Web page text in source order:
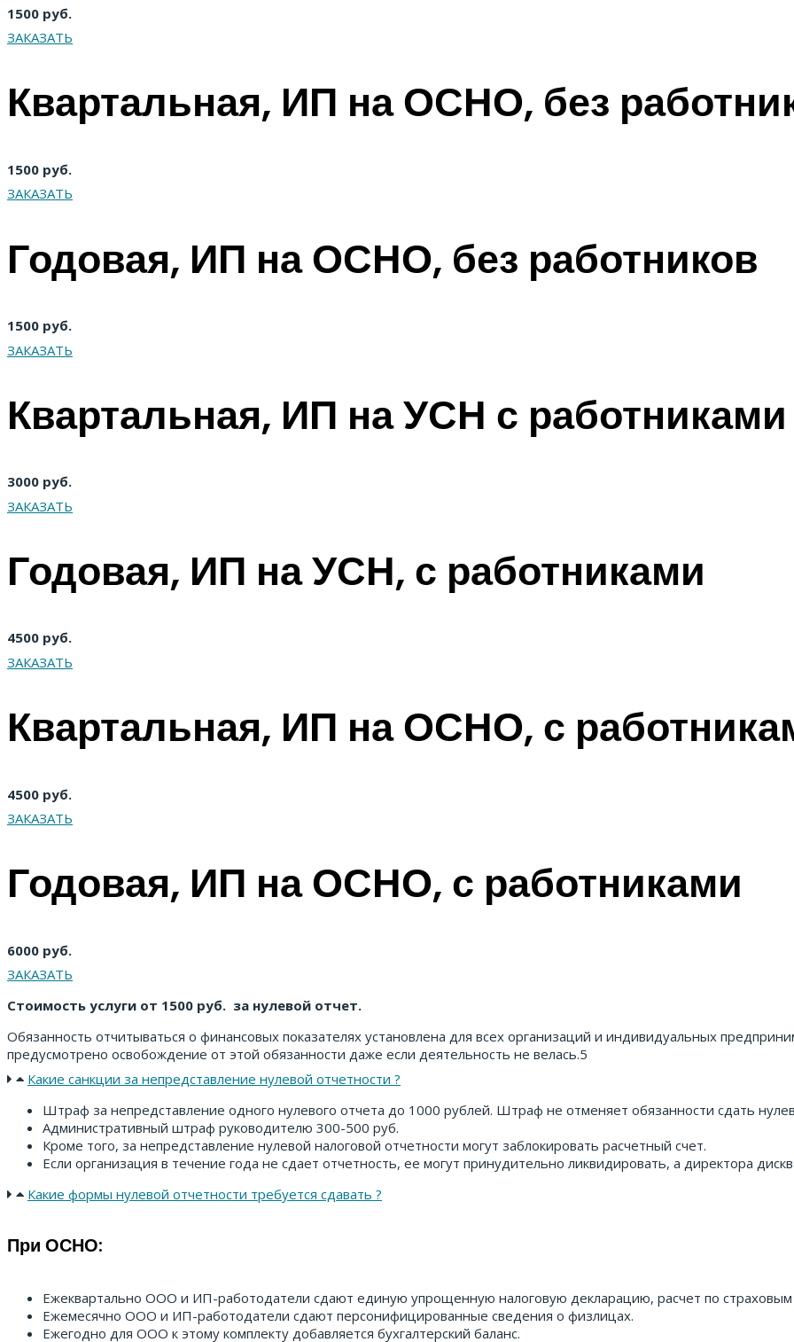
1500 руб.
ЗАКАЗАТЬ
Квартальная, ИП на ОСНО, без
1500 руб.
ЗАКАЗАТЬ
Годовая, ИП на ОСНО, без работников
1500 руб.
ЗАКАЗАТЬ
Квартальная, ИП на УСН с работниками
3000 руб.
ЗАКАЗАТЬ
Годовая, ИП на УСН, с работниками
4500 руб.
ЗАКАЗАТЬ
Квартальная, ИП на ОСНО, с
4500 руб.
ЗАКАЗАТЬ
Годовая, ИП на ОСНО, с работниками
6000 руб.
ЗАКАЗАТЬ
Стоимость услуги от 1500 руб. за нулевой отчет.
Обязанность отчитываться о финансовых показателях установлена для всех организаций и индивидуальных
предусмотрено освобождение от этой обязанности даже если деятельность не велась.5
Какие санкции за непредставление нулевой отчетности ?
Штраф за непредставление одного нулевого отчета до 1000 рублей. Штраф не отменяет обязанности сдать
Административный штраф руководителю 300-500 руб.
Кроме того, за непредставление нулевой налоговой отчетности могут заблокировать расчетный счет.
Если организация в течение года не сдает отчетность, ее могут принудительно ликвидировать, а директора
Какие формы нулевой отчетности требуется сдавать ?
При ОСНО:
Ежеквартально ООО и ИП-работодатели сдают единую упрощенную налоговую декларацию, расчет по
Ежемесячно ООО и ИП-работодатели сдают персонифицированные сведения о физлицах.
Ежегодно для ООО к этому комплекту добавляется бухгалтерский баланс.